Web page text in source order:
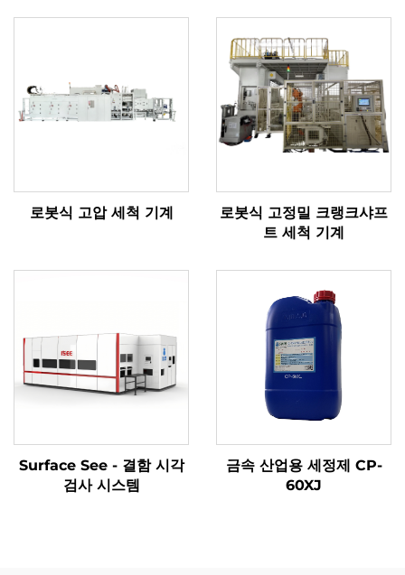
로봇식 고압 세척 기계
로봇식 고정밀 크랭크샤프
트 세척 기계
Surface See - 결함 시각
검사 시스템
금속 산업용 세정제 CP-
60XJ